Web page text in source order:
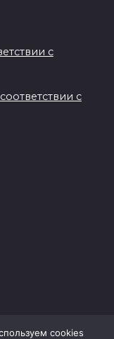
с
с
cookies